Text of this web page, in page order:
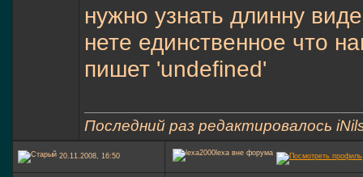
нужно узнать длинну
нете единственное что
пишет 'undefined'
Последний раз редактировалось
20.11.2008, 16:50